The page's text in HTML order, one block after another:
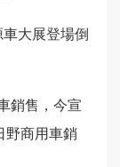
大展登場倒
銷售，今宣
野商用車銷